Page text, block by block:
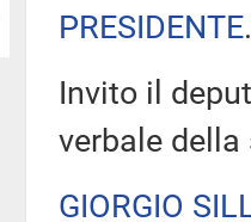
PRESIDENTE
Invito il
verbale della
GIORGIO